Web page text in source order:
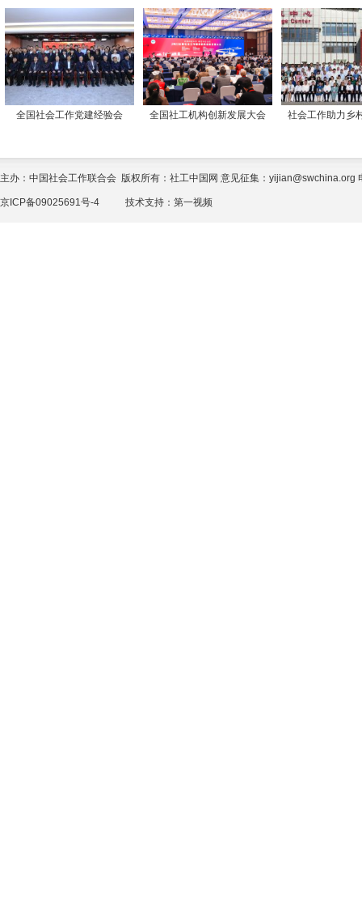
全国社会工作党建经验会 全国社工机构创新发展大会 社会工作助力乡
主办：中国社会工作联合会 版权所有：社工中国网 意见征集：yijian@swchina.org
京ICP备09025691号-4 技术支持： 第一视频